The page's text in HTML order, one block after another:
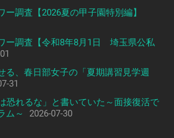
ー調査【2026夏の甲子園特別編】
ー調査【令和8年8月1日 埼玉県公私
る、春日部女子の「夏期講習見学週
31
恐れるな」と書いていた～面接復活で
ム～
2026-07-30